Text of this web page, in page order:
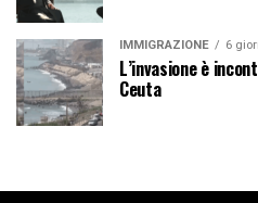
IMMIGRAZIONE 6
L’invasione è
Ceuta